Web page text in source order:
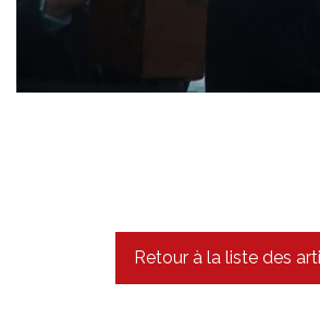
Retour à la liste des